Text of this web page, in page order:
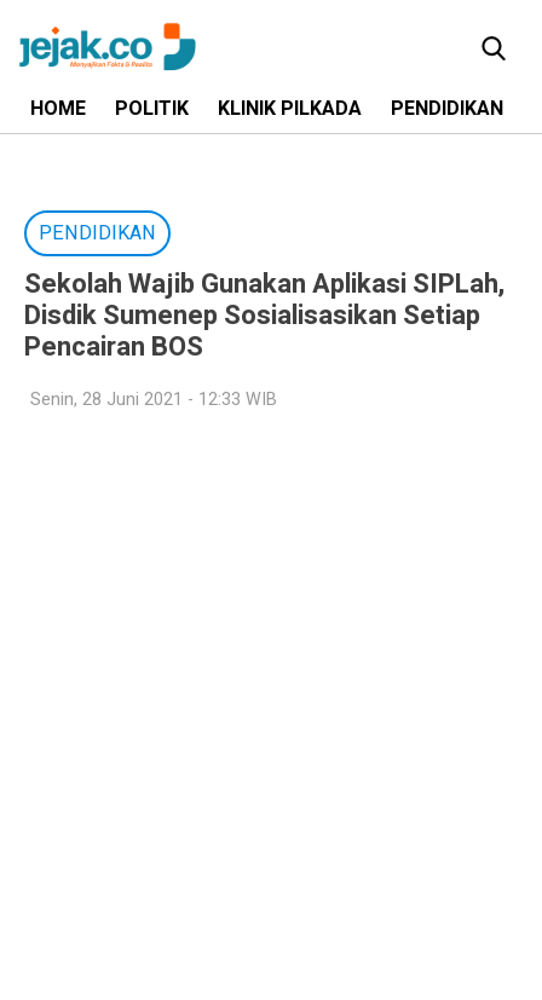
HOME POLITIK KLINIK PILKADA PENDIDIKAN
PENDIDIKAN
Sekolah Wajib Gunakan Aplikasi SIPLah,
Disdik Sumenep Sosialisasikan Setiap
Pencairan BOS
Senin, 28 Juni 2021 - 12:33 WIB